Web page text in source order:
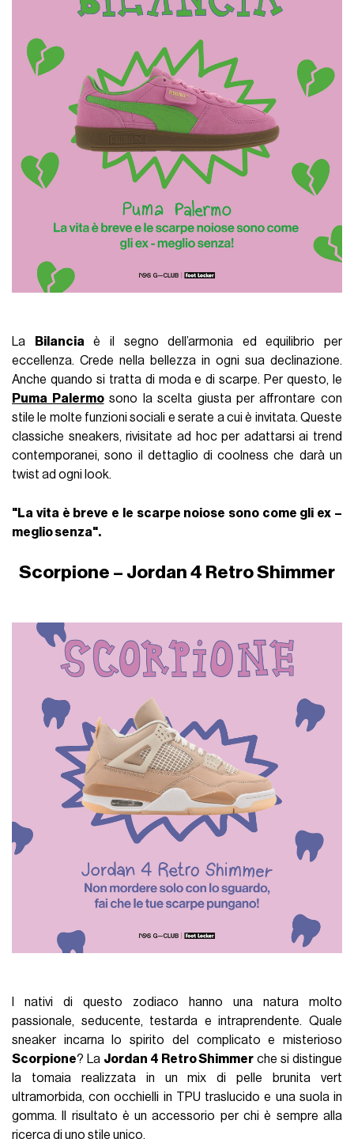
La Bilanciaè il segno dell’armonia ed equilibrio per
eccellenza. Crede nella bellezza in ogni sua declinazione.
Anche quando si tratta di moda e di scarpe. Per questo, le
Puma Palermosono la scelta giusta per affrontare con
stile le molte funzioni sociali e serate a cui è invitata. Queste
classiche sneakers, rivisitate ad hoc per adattarsi ai trend
contemporanei, sono il dettaglio di coolness che darà un
twist ad ogni look.
"La vita è breve e le scarpe noiose sono come gli ex –
meglio senza".
Scorpione – Jordan 4 Retro Shimmer
I nativi di questo zodiaco hanno una natura molto
passionale, seducente, testarda e intraprendente. Quale
sneaker incarna lo spirito del complicato e misterioso
Scorpione? La Jordan 4 Retro Shimmer che si distingue
la tomaia realizzata in un mix di pelle brunita vert
ultramorbida, con occhielli in TPU traslucido e una suola in
gomma. Il risultato è un accessorio per chi è sempre alla
ricerca di uno stile unico.